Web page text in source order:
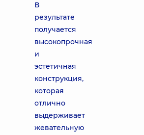
В
результате
получается
высокопрочная
и
эстетичная
конструкция,
которая
отлично
выдерживает
жевательную